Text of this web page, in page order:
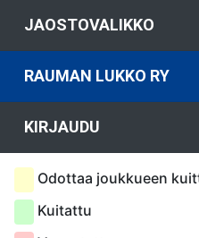
JAOSTOVALIKKO
RAUMAN LUKKO RY
KIRJAUDU